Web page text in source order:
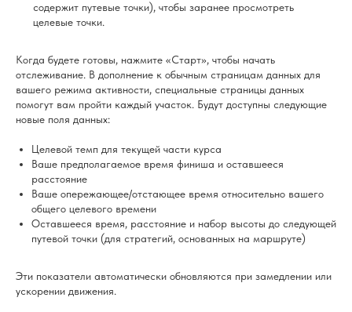
содержит путевые точки), чтобы заранее просмотреть
целевые точки.
Когда будете готовы, нажмите «Старт», чтобы начать
отслеживание. В дополнение к обычным страницам данных для
вашего режима активности, специальные страницы данных
помогут вам пройти каждый участок. Будут доступны следующие
новые поля данных:
Целевой темп для текущей части курса
Ваше предполагаемое время финиша и оставшееся
расстояние
Ваше опережающее/отстающее время относительно вашего
общего целевого времени
Оставшееся время, расстояние и набор высоты до следующей
путевой точки (для стратегий, основанных на маршруте)
Эти показатели автоматически обновляются при замедлении или
ускорении движения.